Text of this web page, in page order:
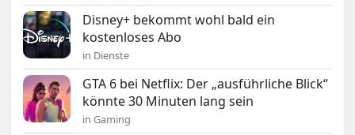
Disney+ bekommt wohl bald ein
kostenloses Abo
in Dienste
GTA 6 bei Netflix: Der „ausführliche Blick“
könnte 30 Minuten lang sein
in Gaming